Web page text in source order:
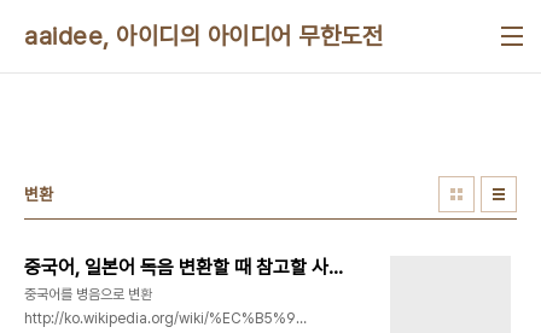
aaidee, 아이디의 아이디어 무한도전
변환
중국어, 일본어 독음 변환할 때 참고할 사이트
중국어를 병음으로 변환
http://ko.wikipedia.org/wiki/%EC%B5%9C%EC%98%81%EC%95%A0-